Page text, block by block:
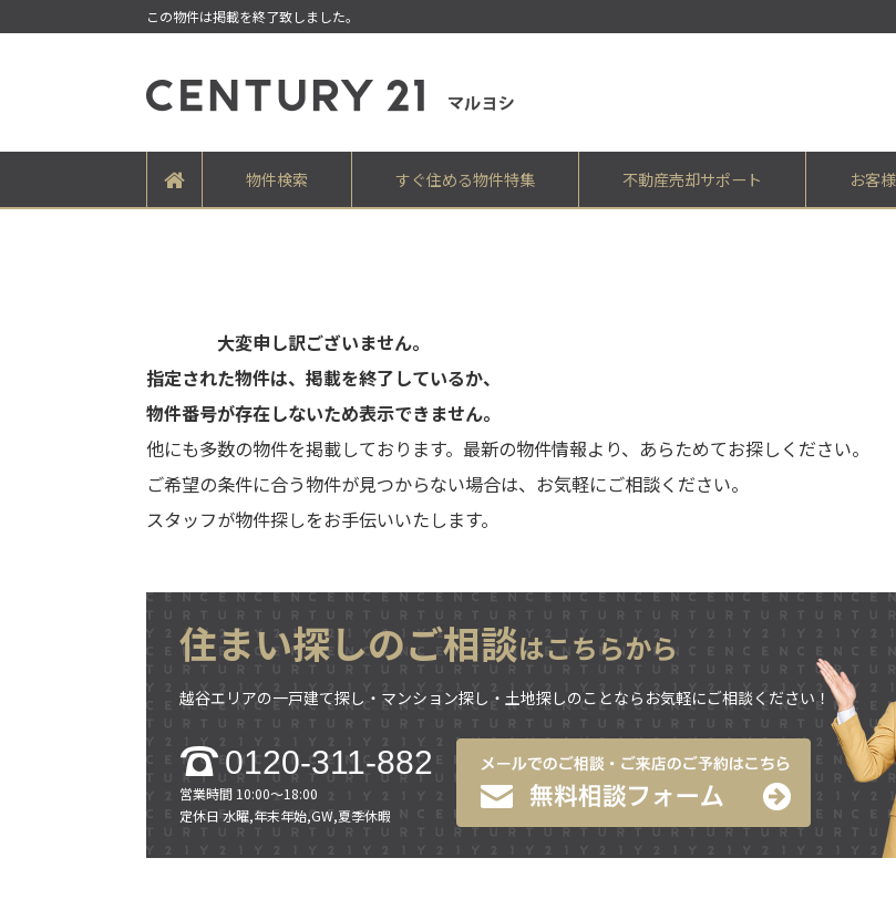
この物件は掲載を終了致しました。
物件検索 すぐ住める物件特集 不動産売却サポート お客
大変申し訳ございません。
指定された物件は、掲載を終了しているか、
物件番号が存在しないため表示できません。
他にも多数の物件を掲載しております。最新の物件情報より、あらためてお探しください。
ご希望の条件に合う物件が見つからない場合は、お気軽にご相談ください。
スタッフが物件探しをお手伝いいたします。
住まい探しのご相談はこちらから
越谷エリアの一戸建て探し・マンション探し・土地探しのことならお気軽にご相談ください！
0120-311-882
営業時間 10:00～18:00
定休日 水曜,年末年始,GW,夏季休暇